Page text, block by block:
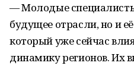
— Молодые
будущее отрасли, но и
который уже сейчас
динамику регионов. Их